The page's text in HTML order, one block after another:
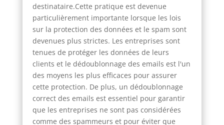
destinataire.Cette pratique est devenue
particulièrement importante lorsque les lois
sur la protection des données et le spam sont
devenues plus strictes. Les entreprises sont
tenues de protéger les données de leurs
clients et le dédoublonnage des emails est l'un
des moyens les plus efficaces pour assurer
cette protection. De plus, un dédoublonnage
correct des emails est essentiel pour garantir
que les entreprises ne sont pas considérées
comme des spammeurs et pour éviter que